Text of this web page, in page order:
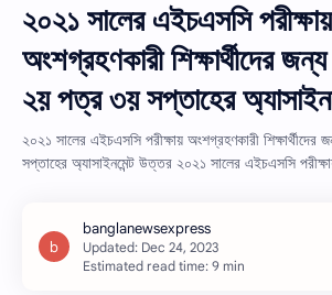
২০২১ সালের এইচএসসি পরীক্ষায়
অংশগ্রহণকারী শিক্ষার্থীদের
২য় পত্র ৩য় সপ্তাহের
২০২১ সালের এইচএসসি পরীক্ষায় অংশগ্রহণকারী শিক্ষার্থীদের
সপ্তাহের অ্যাসাইনমেন্ট উত্তর ২০২১ সালের এইচএসসি
Estimated read time: 9 min